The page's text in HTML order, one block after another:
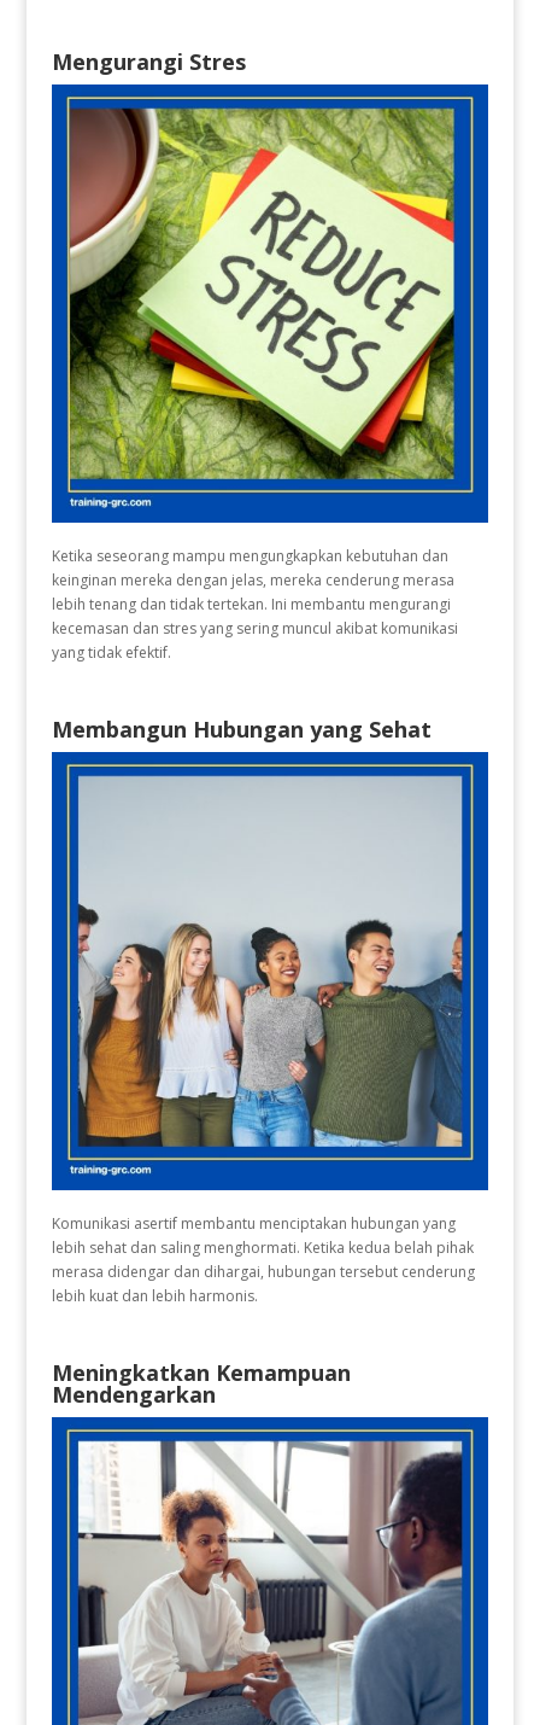
Mengurangi Stres
Ketika seseorang mampu mengungkapkan kebutuhan dan
keinginan mereka dengan jelas, mereka cenderung merasa
lebih tenang dan tidak tertekan. Ini membantu mengurangi
kecemasan dan stres yang sering muncul akibat komunikasi
yang tidak efektif.
Membangun Hubungan yang Sehat
Komunikasi asertif membantu menciptakan hubungan yang
lebih sehat dan saling menghormati. Ketika kedua belah pihak
merasa didengar dan dihargai, hubungan tersebut cenderung
lebih kuat dan lebih harmonis.
Meningkatkan Kemampuan
Mendengarkan